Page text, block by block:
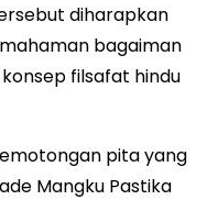
diharapkan
bagaiman
filsafat hindu
pita yang
Mangku Pastika